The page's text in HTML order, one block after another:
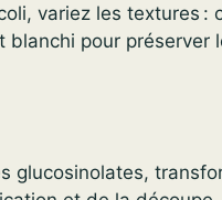
variez les textures :
blanchi pour préserver
glucosinolates,